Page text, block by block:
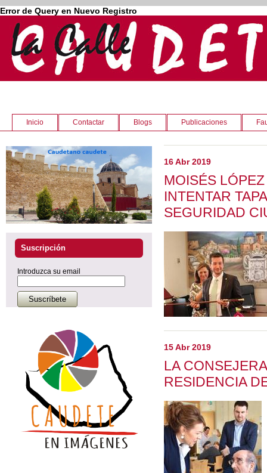
Error de Query en Nuevo Registro
Inicio Contactar Blogs Publicaciones
Suscripción
Introduzca su email
16 Abr 2019
MOISÉS
INTENTAR
SEGURIDAD
15 Abr 2019
LA
RESIDENCIA